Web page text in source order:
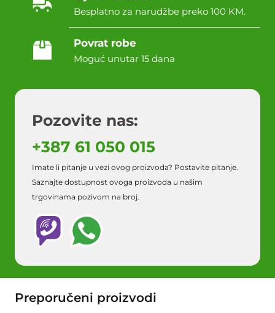
Besplatno za narudžbe preko 100 KM.
Povrat robe
Moguć unutar 15 dana
Pozovite nas:
+387 61 050 015
Imate li pitanje u vezi ovog proizvoda? Postavite pitanje.
Saznajte dostupnost ovoga proizvoda u našim
trgovinama pozivom na broj.
Preporučeni proizvodi